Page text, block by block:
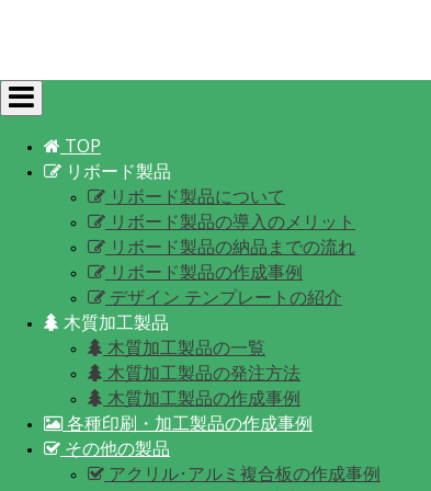
Toggle
navigation
TOP
リボード製品
リボード製品について
リボード製品の導入のメリット
リボード製品の納品までの流れ
リボード製品の作成事例
デザイン テンプレートの紹介
木質加工製品
木質加工製品の一覧
木質加工製品の発注方法
木質加工製品の作成事例
各種印刷・加工製品の作成事例
その他の製品
アクリル･アルミ複合板の作成事例